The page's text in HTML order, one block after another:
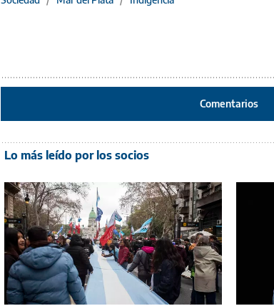
Comentarios
Lo más leído por los socios